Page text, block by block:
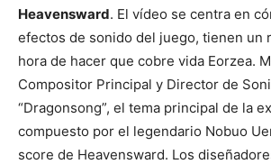
Heavensward. El vídeo se centra en
efectos de sonido del juego, tienen un
hora de hacer que cobre vida Eorzea.
Compositor Principal y Director de
“Dragonsong”, el tema principal de la
compuesto por el legendario Nobuo
score de Heavensward. Los